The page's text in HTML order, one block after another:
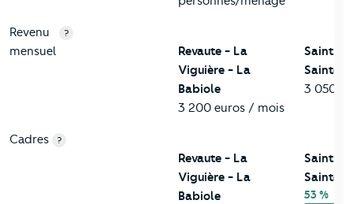
Revenu
mensuel
?
Revaute - La
Viguière - La
Babiole
3 200 euros / mois
Saint-
Sainte-
3 050
Cadres ?
Revaute - La
Viguière - La
Babiole
Saint-
Sainte-
53 %